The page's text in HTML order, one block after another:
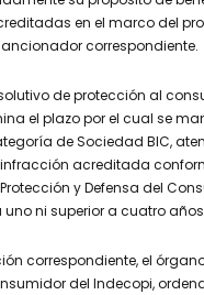
en el marco del
correspondiente.
de protección al
el plazo por el cual se
de Sociedad BIC,
acreditada
y Defensa del
uno ni superior a cuatro
correspondiente, el
del Indecopi,